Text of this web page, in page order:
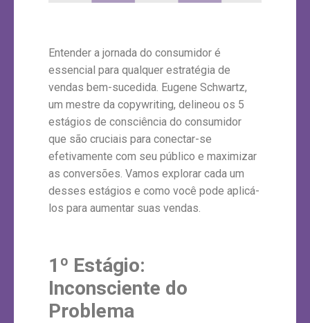
Entender a jornada do consumidor é
essencial para qualquer estratégia de
vendas bem-sucedida. Eugene Schwartz,
um mestre da copywriting, delineou os 5
estágios de consciência do consumidor
que são cruciais para conectar-se
efetivamente com seu público e maximizar
as conversões. Vamos explorar cada um
desses estágios e como você pode aplicá-
los para aumentar suas vendas.
1 º Estágio:
Inconsciente do
Problema